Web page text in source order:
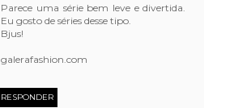
Parece uma série bem leve e divertida.
Eu gosto de séries desse tipo.
Bjus!
galerafashion.com
RESPONDER